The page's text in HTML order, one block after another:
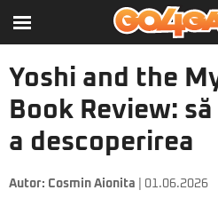
Yoshi and the
Book Review:
a descoperirea
Autor: Cosmin Aionita | 01.06.2026